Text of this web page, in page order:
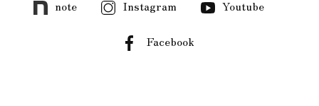
note Instagram Youtube
Facebook